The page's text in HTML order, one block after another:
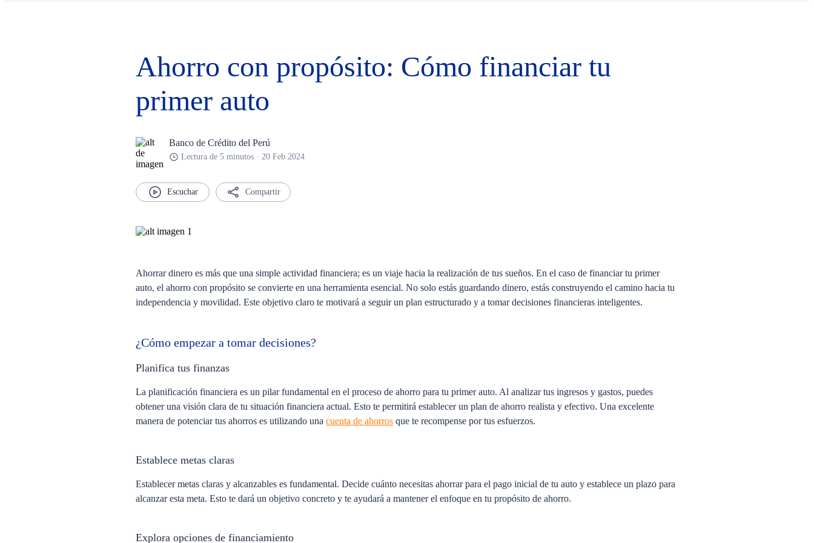
Ahorro con propósito: Cómo financiar tu
primer auto
Banco de Crédito del Perú
Lectura de 5 minutos · 20 Feb 2024
Compartir
Ahorrar dinero es más que una simple actividad financiera; es un viaje hacia la realización de tus sueños. En el caso de financiar tu primer
auto, el ahorro con propósito se convierte en una herramienta esencial. No solo estás guardando dinero, estás construyendo el camino hacia tu
independencia y movilidad. Este objetivo claro te motivará a seguir un plan estructurado y a tomar decisiones financieras inteligentes.
¿Cómo empezar a tomar decisiones?
Planifica tus finanzas
La planificación financiera es un pilar fundamental en el proceso de ahorro para tu primer auto. Al analizar tus ingresos y gastos, puedes
obtener una visión clara de tu situación financiera actual. Esto te permitirá establecer un plan de ahorro realista y efectivo. Una excelente
manera de potenciar tus ahorros es utilizando una cuenta de ahorros que te recompense por tus esfuerzos.
Establece metas claras
Establecer metas claras y alcanzables es fundamental. Decide cuánto necesitas ahorrar para el pago inicial de tu auto y establece un plazo para
alcanzar esta meta. Esto te dará un objetivo concreto y te ayudará a mantener el enfoque en tu propósito de ahorro.
Explora opciones de financiamiento